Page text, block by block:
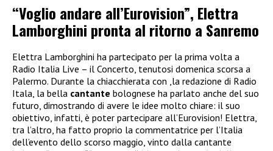
“Voglio andare all’Eurovision”, Elettra
Lamborghini pronta al ritorno a Sanremo
Elettra Lamborghini ha partecipato per la prima volta a
Radio Italia Live – il Concerto, tenutosi domenica scorsa a
Palermo. Durante la chiacchierata con ,la redazione di Radio
Itala, la bella cantante bolognese ha parlato anche del suo
futuro, dimostrando di avere le idee molto chiare: il suo
obiettivo, infatti, è poter partecipare all’Eurovision! Elettra,
tra l’altro, ha fatto proprio la commentatrice per l’Italia
dell’evento dello scorso maggio, vinto dalla cantante